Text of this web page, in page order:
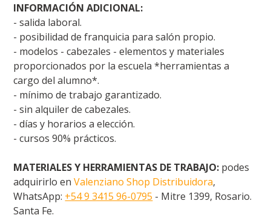
INFORMACIÓN ADICIONAL:
- salida laboral.
- posibilidad de franquicia para salón propio.
- modelos - cabezales - elementos y materiales
proporcionados por la escuela *herramientas a
cargo del alumno*.
- mínimo de trabajo garantizado.
- sin alquiler de cabezales.
- días y horarios a elección.
- cursos 90% prácticos.
MATERIALES Y HERRAMIENTAS DE TRABAJO: podes
adquirirlo enValenziano Shop Distribuidora,
WhatsApp: +54 9 3415 96-0795 - Mitre 1399, Rosario.
Santa Fe.